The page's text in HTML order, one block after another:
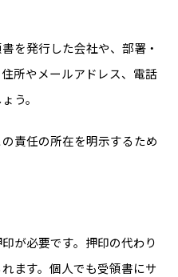
を発行した会社や、部署・
所やメールアドレス、電話
う。
責任の所在を明示するため
が必要です。押印の代わり
ます。個人でも受領書にサ